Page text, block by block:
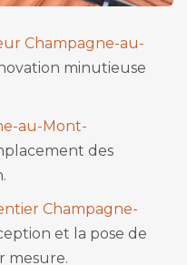
Champagne-au-
minutieuse
au-Mont-
des
Champagne-
et la pose de
mesure.